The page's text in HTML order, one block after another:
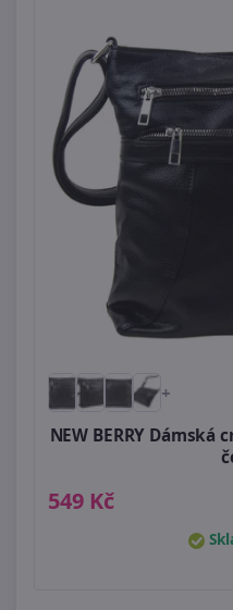
+
NEW BERRY Dámská
549 Kč